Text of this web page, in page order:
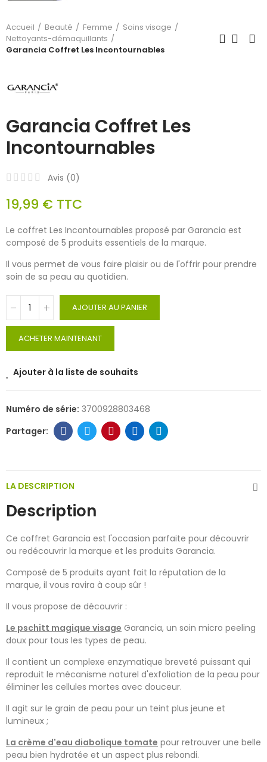
Accueil Beauté Femme
Soins visage
Nettoyants-démaquillants
Garancia Coffret Les Incontournables
Garancia Coffret Les
Incontournables
Avis (0)
19,99 € TTC
Le coffret Les Incontournables proposé par Garancia est
composé de 5 produits essentiels de la marque.
Il vous permet de vous faire plaisir ou de l'offrir pour prendre
soin de sa peau au quotidien.
AJOUTER AU PANIER
ACHETER MAINTENANT
Ajouter à la liste de souhaits
Numéro de série: 3700928803468
LA DESCRIPTION
Description
Ce coffret Garancia est l'occasion parfaite pour découvrir
ou redécouvrir la marque et les produits Garancia.
Composé de 5 produits ayant fait la réputation de la
marque, il vous ravira à coup sûr !
Il vous propose de découvrir :
Le pschitt magique visage Garancia, un soin micro peeling
doux pour tous les types de peau.
Il contient un complexe enzymatique breveté puissant qui
reproduit le mécanisme naturel d'exfoliation de la peau pour
éliminer les cellules mortes avec douceur.
Il agit sur le grain de peau pour un teint plus jeune et
lumineux ;
La crème d'eau diabolique tomate pour retrouver une belle
peau bien hydratée et un aspect plus rebondi.